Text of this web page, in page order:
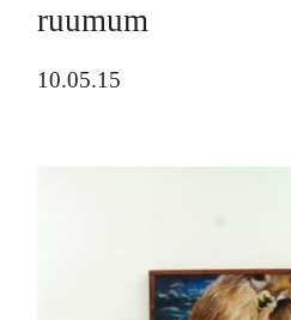
ruumum
10.05.15